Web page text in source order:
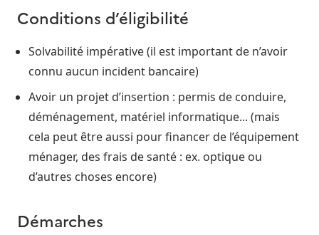
Conditions d’éligibilité
Solvabilité impérative (il est important de n’avoir
connu aucun incident bancaire)
Avoir un projet d’insertion : permis de conduire,
déménagement, matériel informatique... (mais
cela peut être aussi pour financer de l’équipement
ménager, des frais de santé : ex. optique ou
d’autres choses encore)
Démarches